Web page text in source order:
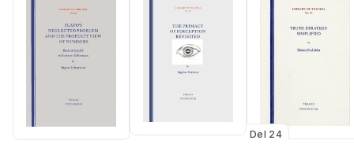
Del 24